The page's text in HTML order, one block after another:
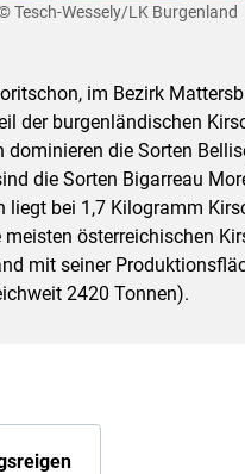
Tesch-Wessely/LK Burgenland
im Bezirk
der burgenländischen
die Sorten
die Sorten Bigarreau
liegt bei 1,7 Kilogramm
österreichischen
mit seiner
2420 Tonnen).